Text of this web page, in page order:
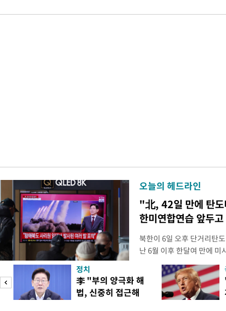
오늘의 헤드라인
"北, 42일 만에 탄도
한미연합연습 앞두
북한이 6일 오후 단거리탄
난 6월 이후 한달여 만에
본부에 따르면 우리 군은
서 동해상으로 발사된 단거
북한이 미사일을 몇 발 발
다. 한미 정보당국은 미사
정치
李 "부의 양극화 해
법, 신중히 접근해